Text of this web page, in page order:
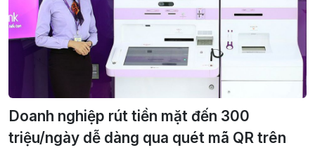
Doanh nghiệp rút tiền mặt đến 300
triệu/ngày dễ dàng qua quét mã QR trên